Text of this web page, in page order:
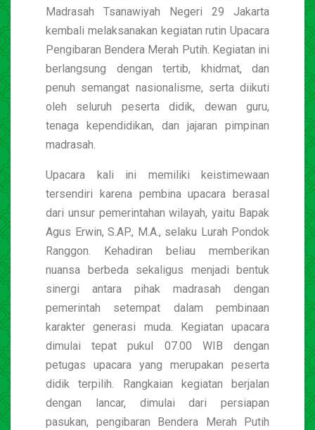
Madrasah Tsanawiyah Negeri 29 Jakarta
kembali melaksanakan kegiatan rutin Upacara
Pengibaran Bendera Merah Putih. Kegiatan ini
berlangsung dengan tertib, khidmat, dan
penuh semangat nasionalisme, serta diikuti
oleh seluruh peserta didik, dewan guru,
tenaga kependidikan, dan jajaran pimpinan
madrasah.
Upacara kali ini memiliki keistimewaan
tersendiri karena pembina upacara berasal
dari unsur pemerintahan wilayah, yaitu Bapak
Agus Erwin, S.AP., M.A., selaku Lurah Pondok
Ranggon. Kehadiran beliau memberikan
nuansa berbeda sekaligus menjadi bentuk
sinergi antara pihak madrasah dengan
pemerintah setempat dalam pembinaan
karakter generasi muda. Kegiatan upacara
dimulai tepat pukul 07.00 WIB dengan
petugas upacara yang merupakan peserta
didik terpilih. Rangkaian kegiatan berjalan
dengan lancar, dimulai dari persiapan
pasukan, pengibaran Bendera Merah Putih